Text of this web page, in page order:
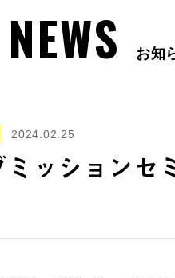
お知
2024.02.25
ミッションセ